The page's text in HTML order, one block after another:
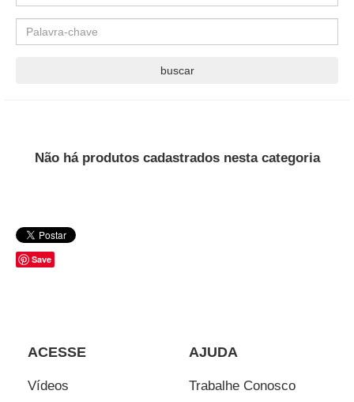
Não há produtos cadastrados nesta categoria
Save
ACESSE
Vídeos
AJUDA
Trabalhe Conosco